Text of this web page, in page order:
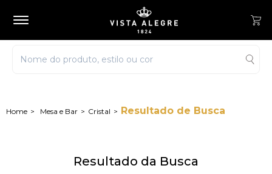
Mesa e Bar Cristal Resultado de Busca
Resultado da Busca